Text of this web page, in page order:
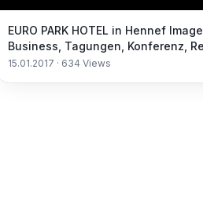
EURO PARK HOTEL in Hennef Imagefilm 2017 -
Business, Tagungen, Konferenz,
15.01.2017 · 634 Views